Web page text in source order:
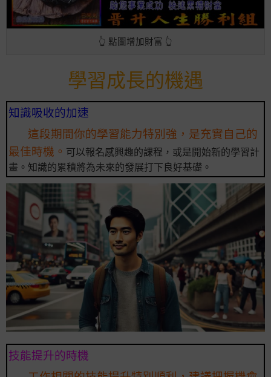
👆 點圖增加財富 👆
學習成長的機遇
知識吸收的加速
這段期間你的學習能力特別強，是充實自己的
最佳時機。 可以報名感興趣的課程，或是開始新的學習計
畫。知識的累積將為未來的發展打下良好基礎。
技能提升的時機